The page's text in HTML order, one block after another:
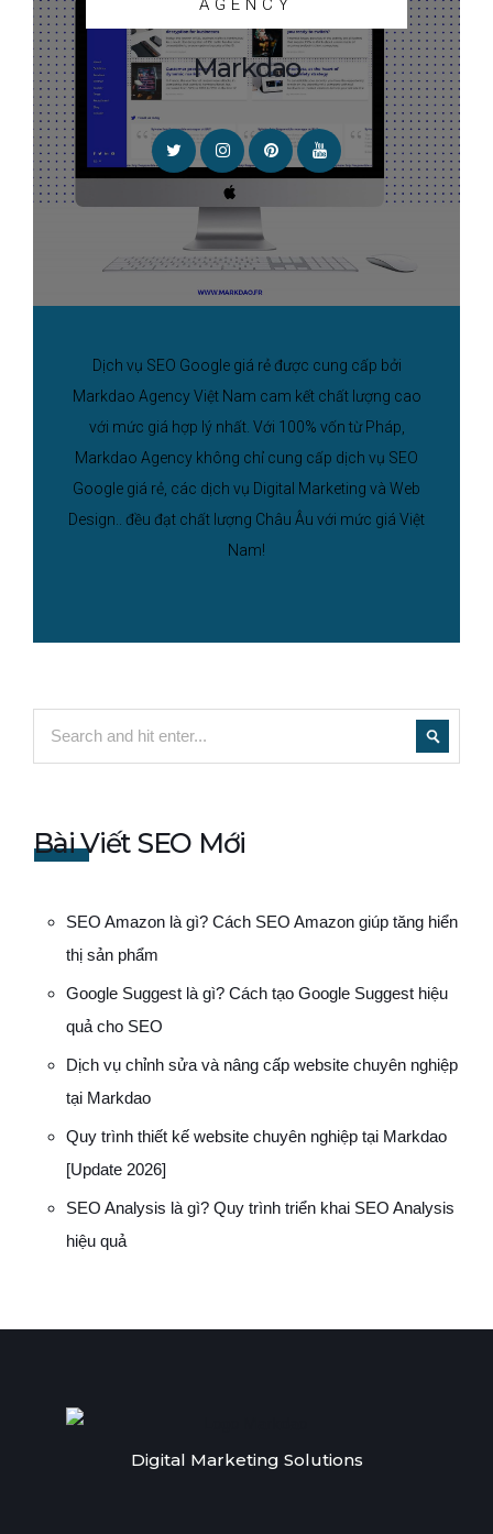
AGENCY
Markdao
Dịch vụ SEO Google giá rẻ được cung cấp bởi
Markdao Agency Việt Nam cam kết chất lượng cao
với mức giá hợp lý nhất. Với 100% vốn từ Pháp,
Markdao Agency không chỉ cung cấp dịch vụ SEO
Google giá rẻ, các dịch vụ Digital Marketing và Web
Design.. đều đạt chất lượng Châu Âu với mức giá Việt
Nam!
Bài Viết SEO Mới
SEO Amazon là gì? Cách SEO Amazon giúp tăng hiển
thị sản phẩm
Google Suggest là gì? Cách tạo Google Suggest hiệu
quả cho SEO
Dịch vụ chỉnh sửa và nâng cấp website chuyên nghiệp
tại Markdao
Quy trình thiết kế website chuyên nghiệp tại Markdao
[Update 2026]
SEO Analysis là gì? Quy trình triển khai SEO Analysis
hiệu quả
Digital Marketing Solutions